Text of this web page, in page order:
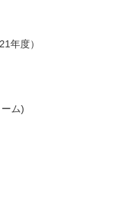
年度）
ム)